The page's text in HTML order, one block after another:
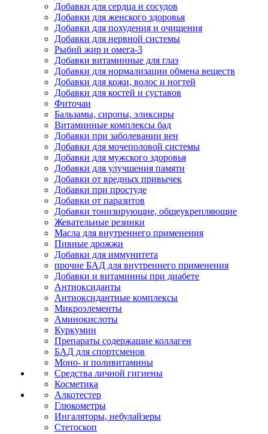
Добавки для сердца и сосудов
Добавки для женского здоровья
Добавки для похудения и очищения
Добавки для нервной системы
Рыбий жир и омега-3
Добавки витаминные для глаз
Добавки для нормализации обмена веществ
Добавки для кожи, волос и ногтей
Добавки для костей и суставов
Фиточаи
Бальзамы, сиропы, эликсиры
Витаминные комплексы бад
Добавки при заболевании вен
Добавки для мочеполовой системы
Добавки для мужского здоровья
Добавки для улучшения памяти
Добавки от вредных привычек
Добавки при простуде
Добавки от паразитов
Добавки тонизирующие, общеукрепляющие
Жевательные резинки
Масла для внутреннего применения
Пивные дрожжи
Добавки для иммунитета
прочие БАД для внутреннего применения
Добавки и витаминны при диабете
Антиоксиданты
Антиоксидантные комплексы
Микроэлементы
Аминокислоты
Куркумин
Препараты содержащие коллаген
БАД для спортсменов
Моно- и поливитамины
Средства личной гигиены
Косметика
Алкотестер
Глюкометры
Ингаляторы, небулайзеры
Стетоскоп